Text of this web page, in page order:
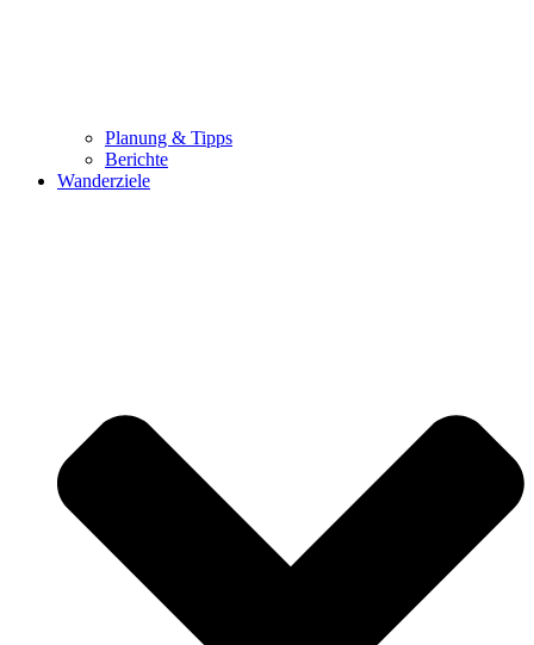
Planung & Tipps
Berichte
Wanderziele